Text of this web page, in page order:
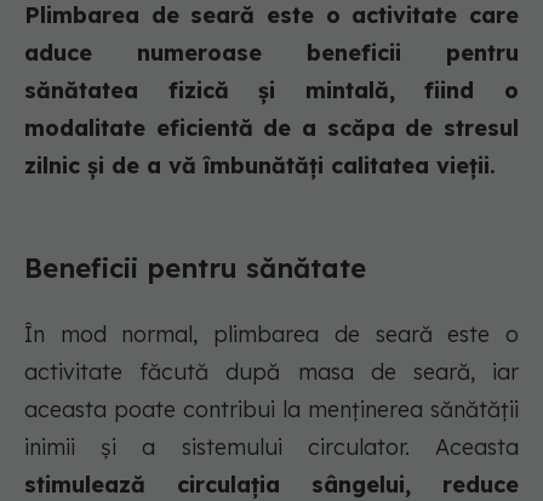
Plimbarea de seară este o activitate care
aduce numeroase beneficii pentru
sănătatea fizică și mintală, fiind o
modalitate eficientă de a scăpa de stresul
zilnic și de a vă îmbunătăți calitatea vieții.
Beneficii pentru sănătate
În mod normal, plimbarea de seară este o
activitate făcută după masa de seară, iar
aceasta poate contribui la menținerea sănătății
inimii și a sistemului circulator. Aceasta
stimulează circulația sângelui, reduce